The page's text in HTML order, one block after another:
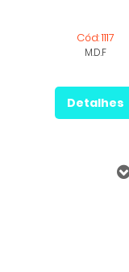
Cód: 1117
M.D.F
Detalhes